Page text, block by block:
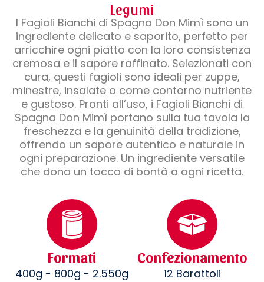
Legumi
I Fagioli Bianchi di Spagna Don Mimì sono un
ingrediente delicato e saporito, perfetto per
arricchire ogni piatto con la loro consistenza
cremosa e il sapore raffinato. Selezionati con
cura, questi fagioli sono ideali per zuppe,
minestre, insalate o come contorno nutriente
e gustoso. Pronti all’uso, i Fagioli Bianchi di
Spagna Don Mimì portano sulla tua tavola la
freschezza e la genuinità della tradizione,
offrendo un sapore autentico e naturale in
ogni preparazione. Un ingrediente versatile
che dona un tocco di bontà a ogni ricetta.
Formati
400g - 800g - 2.550g
Confezionamento
12 Barattoli